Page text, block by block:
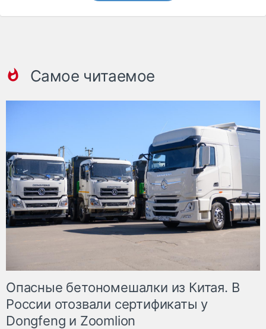
Самое читаемое
Опасные бетономешалки из Китая. В
России отозвали сертификаты у
Dongfeng и Zoomlion